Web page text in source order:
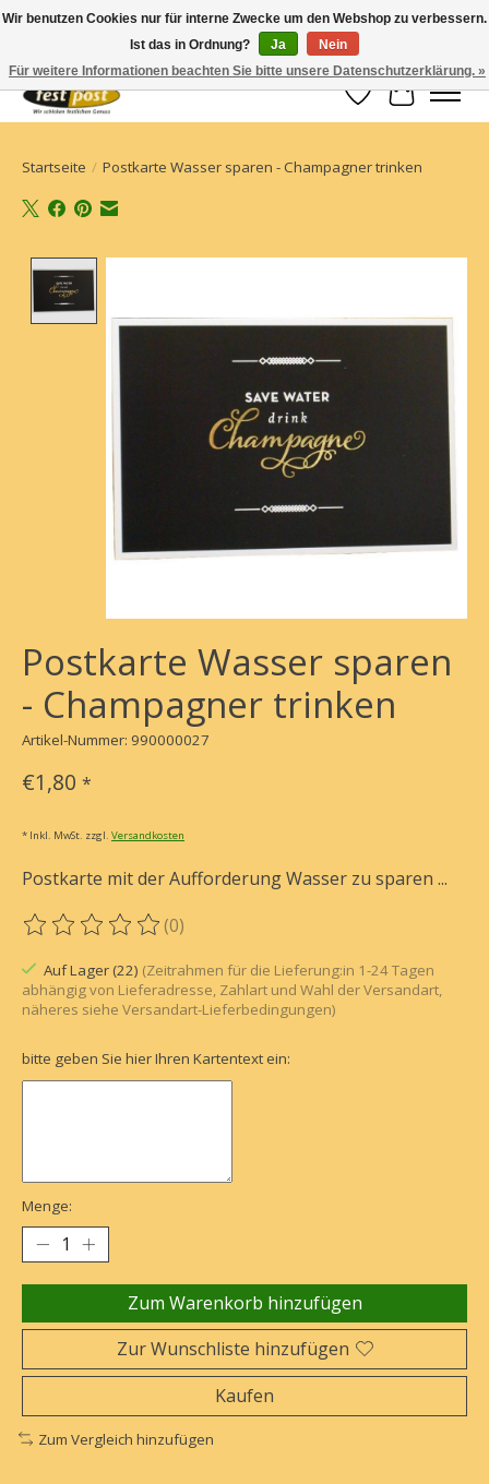
Champagner einfach geschickt
Wunschzettel
Ihr
Startseite / Postkarte Wasser sparen - Champagner trinken
Postkarte Wasser sparen
- Champagner trinken
Artikel-Nummer: 990000027
€1,80 *
* Inkl. MwSt. zzgl. Versandkosten
Postkarte mit der Aufforderung Wasser zu sparen ...
Die Bewertung dieses Produkts ist
(0)
Auf Lager (22) (Zeitrahmen für die Lieferung:in 1-24 Tagen
abhängig von Lieferadresse, Zahlart und Wahl der Versandart,
näheres siehe Versandart-Lieferbedingungen)
bitte geben Sie hier Ihren Kartentext ein:
Menge:
Zum Warenkorb hinzufügen
Zur Wunschliste hinzufügen
Kaufen
Zum Vergleich hinzufügen
Wir benutzen Cookies nur für interne Zwecke um den Webshop zu verbessern.
Ist das in Ordnung?
Ja
Nein
Für weitere Informationen beachten Sie bitte unsere Datenschutzerklärung. »